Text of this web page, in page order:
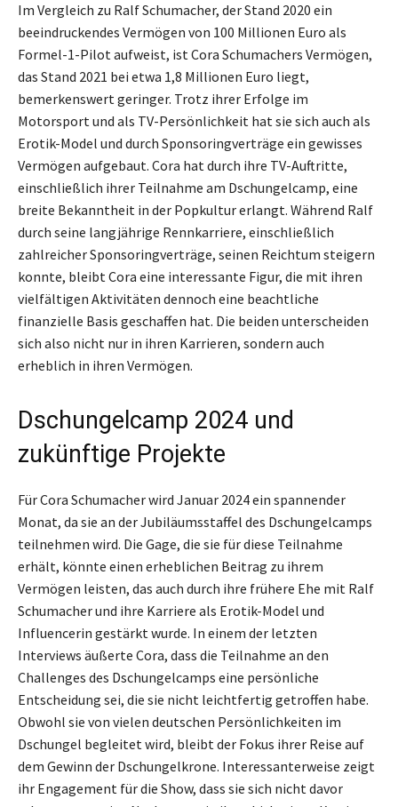
Im Vergleich zu Ralf Schumacher, der Stand 2020 ein
beeindruckendes Vermögen von 100 Millionen Euro als
Formel-1-Pilot aufweist, ist Cora Schumachers Vermögen,
das Stand 2021 bei etwa 1,8 Millionen Euro liegt,
bemerkenswert geringer. Trotz ihrer Erfolge im
Motorsport und als TV-Persönlichkeit hat sie sich auch als
Erotik-Model und durch Sponsoringverträge ein gewisses
Vermögen aufgebaut. Cora hat durch ihre TV-Auftritte,
einschließlich ihrer Teilnahme am Dschungelcamp, eine
breite Bekanntheit in der Popkultur erlangt. Während Ralf
durch seine langjährige Rennkarriere, einschließlich
zahlreicher Sponsoringverträge, seinen Reichtum steigern
konnte, bleibt Cora eine interessante Figur, die mit ihren
vielfältigen Aktivitäten dennoch eine beachtliche
finanzielle Basis geschaffen hat. Die beiden unterscheiden
sich also nicht nur in ihren Karrieren, sondern auch
erheblich in ihren Vermögen.
Dschungelcamp 2024 und
zukünftige Projekte
Für Cora Schumacher wird Januar 2024 ein spannender
Monat, da sie an der Jubiläumsstaffel des Dschungelcamps
teilnehmen wird. Die Gage, die sie für diese Teilnahme
erhält, könnte einen erheblichen Beitrag zu ihrem
Vermögen leisten, das auch durch ihre frühere Ehe mit Ralf
Schumacher und ihre Karriere als Erotik-Model und
Influencerin gestärkt wurde. In einem der letzten
Interviews äußerte Cora, dass die Teilnahme an den
Challenges des Dschungelcamps eine persönliche
Entscheidung sei, die sie nicht leichtfertig getroffen habe.
Obwohl sie von vielen deutschen Persönlichkeiten im
Dschungel begleitet wird, bleibt der Fokus ihrer Reise auf
dem Gewinn der Dschungelkrone. Interessanterweise zeigt
ihr Engagement für die Show, dass sie sich nicht davor